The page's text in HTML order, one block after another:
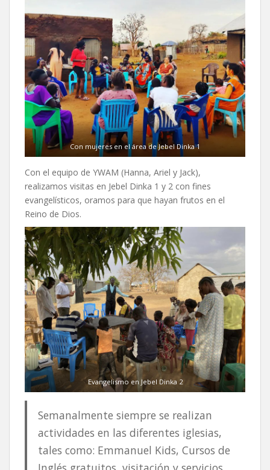
Con mujeres en el área de Jebel Dinka 1
Con el equipo de YWAM (Hanna, Ariel y Jack),
realizamos visitas en Jebel Dinka 1 y 2 con fines
evangelísticos, oramos para que hayan frutos en el
Reino de Dios.
Evangelismo en Jebel Dinka 2
Semanalmente siempre se realizan
actividades en las diferentes iglesias,
tales como: Emmanuel Kids, Cursos de